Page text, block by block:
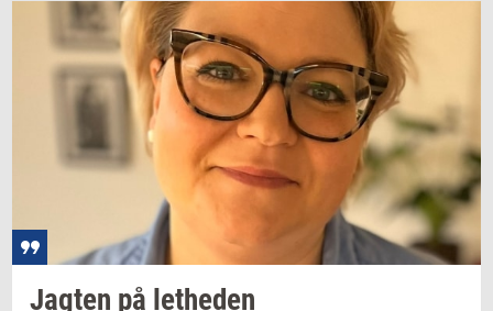
Jag­ten på let­he­den